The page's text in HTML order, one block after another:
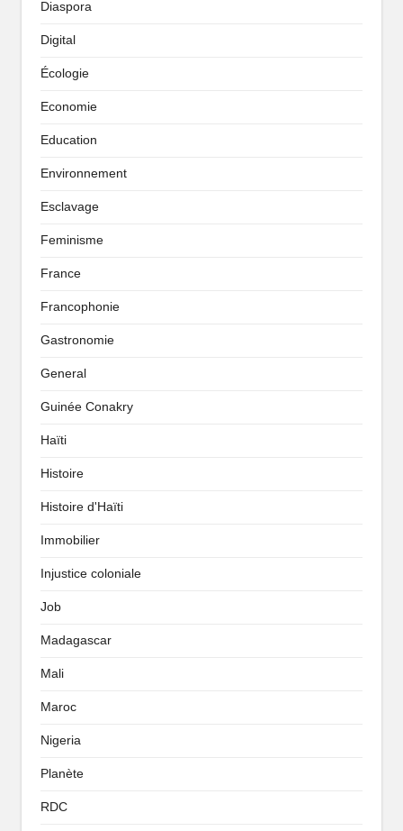
Diaspora
Digital
Écologie
Economie
Education
Environnement
Esclavage
Feminisme
France
Francophonie
Gastronomie
General
Guinée Conakry
Haïti
Histoire
Histoire d'Haïti
Immobilier
Injustice coloniale
Job
Madagascar
Mali
Maroc
Nigeria
Planète
RDC